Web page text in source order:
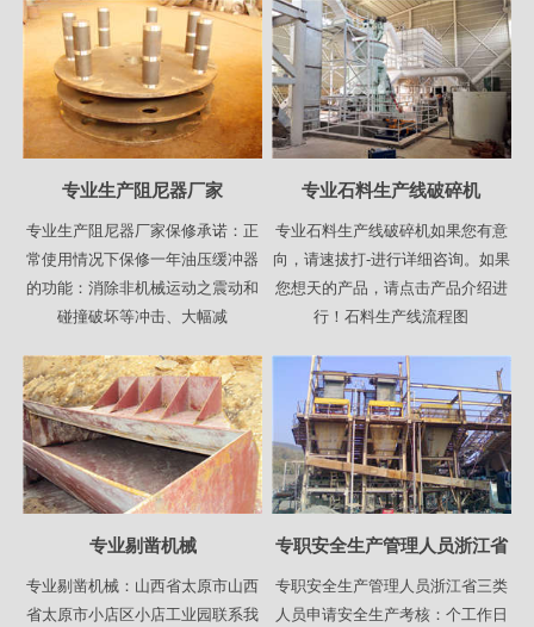
专业生产阻尼器厂家
专业生产阻尼器厂家保修承诺：正
常使用情况下保修一年油压缓冲器
的功能：消除非机械运动之震动和
碰撞破坏等冲击、大幅减
专业石料生产线破碎机
专业石料生产线破碎机如果您有意
向，请速拔打-进行详细咨询。如果
您想天的产品，请点击产品介绍进
行！石料生产线流程图
专业剔凿机械
专业剔凿机械：山西省太原市山西
省太原市小店区小店工业园联系我
专职安全生产管理人员浙江省
专职安全生产管理人员浙江省三类
人员申请安全生产考核：个工作日